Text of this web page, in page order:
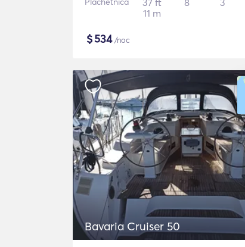
37 ft
11 m
8 3
$534/noc
Bavaria Cruiser 50